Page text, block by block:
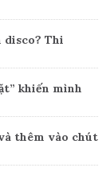
disco? Thi
khiến mình
thêm vào chút